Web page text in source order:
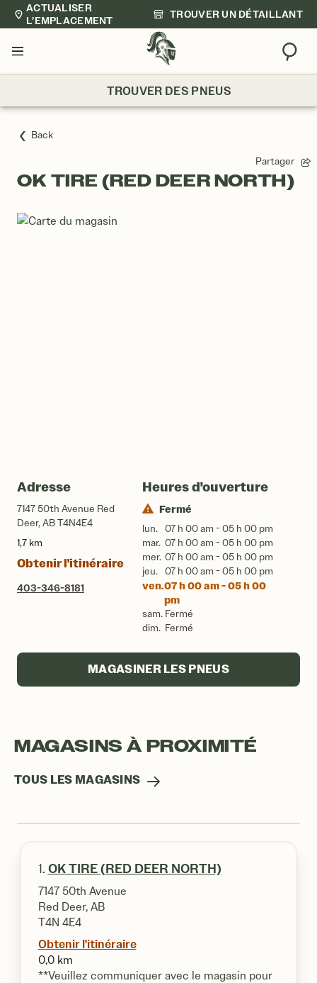
ACTUALISER
L’EMPLACEMENT
TROUVER UN DÉTAILLANT
Menu
TROUVER DES PNEUS
Back
Partager
OK TIRE (RED DEER NORTH)
Adresse
7147 50th Avenue Red
Deer, AB T4N4E4
1,7 km
Obtenir l'itinéraire
403-346-8181
Heures d'ouverture
Fermé
lun.
07 h 00 am - 05 h 00 pm
mar. 07 h 00 am - 05 h 00 pm
mer. 07 h 00 am - 05 h 00 pm
jeu.
07 h 00 am - 05 h 00 pm
ven.07 h 00 am - 05 h 00
pm
sam. Fermé
dim. Fermé
MAGASINER LES PNEUS
MAGASINS À PROXIMITÉ
TOUS LES MAGASINS
1. OK TIRE (RED DEER NORTH)
7147 50th Avenue
Red Deer, AB
T4N 4E4
Obtenir l'itinéraire
0,0 km
**Veuillez communiquer avec le magasin pour